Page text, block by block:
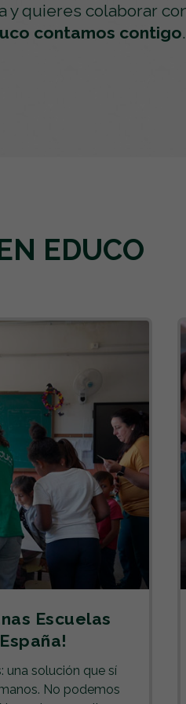
y quieres colaborar
contamos contigo.
EDUCO
Escuelas
una solución que sí
No podemos